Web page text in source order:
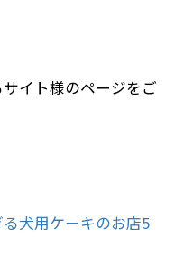
イト様のページをご
犬用ケーキのお店5